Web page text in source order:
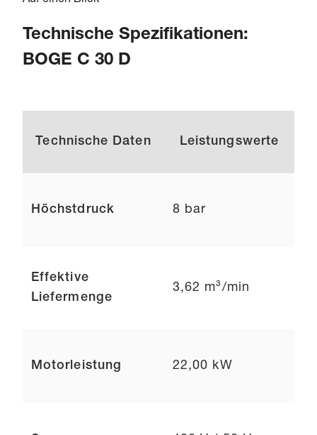
Technische Spezifikationen:
BOGE C 30 D
Technische Daten Leistungswerte
Höchstdruck 8 bar
Effektive
Liefermenge
3,62 m³/min
Motorleistung 22,00 kW